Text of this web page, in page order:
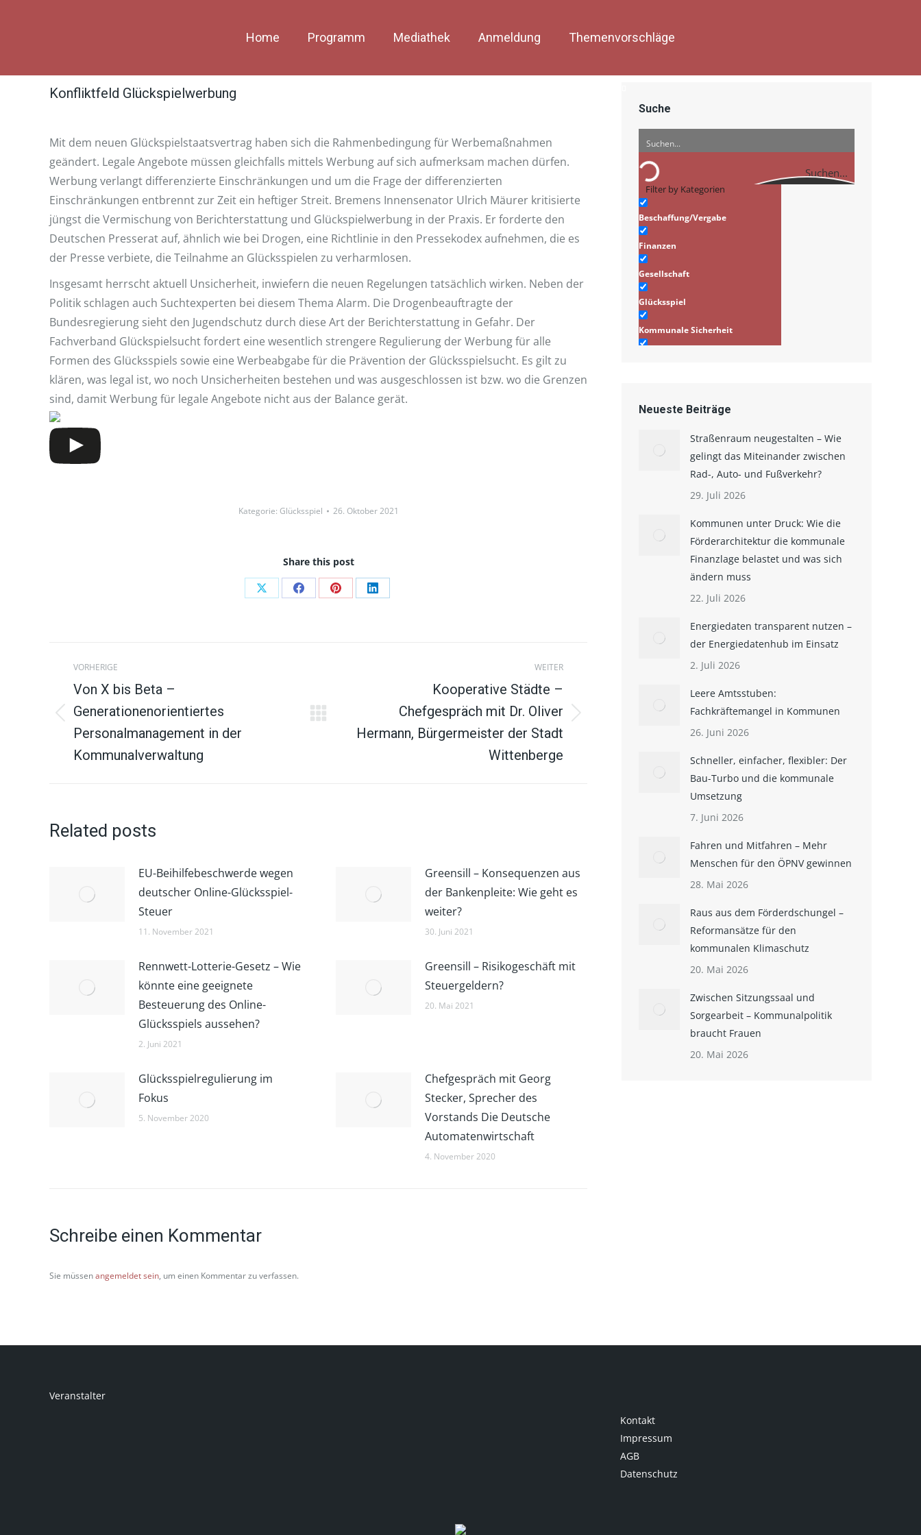
Home Programm Mediathek Anmeldung Themenvorschläge
Konfliktfeld Glückspielwerbung
Mit dem neuen Glückspielstaatsvertrag haben sich die Rahmenbedingung für Werbemaßnahmen
geändert. Legale Angebote müssen gleichfalls mittels Werbung auf sich aufmerksam machen dürfen.
Werbung verlangt differenzierte Einschränkungen und um die Frage der differenzierten
Einschränkungen entbrennt zur Zeit ein heftiger Streit. Bremens Innensenator Ulrich Mäurer kritisierte
jüngst die Vermischung von Berichterstattung und Glückspielwerbung in der Praxis. Er forderte den
Deutschen Presserat auf, ähnlich wie bei Drogen, eine Richtlinie in den Pressekodex aufnehmen, die es
der Presse verbiete, die Teilnahme an Glücksspielen zu verharmlosen.
Insgesamt herrscht aktuell Unsicherheit, inwiefern die neuen Regelungen tatsächlich wirken. Neben der
Politik schlagen auch Suchtexperten bei diesem Thema Alarm. Die Drogenbeauftragte der
Bundesregierung sieht den Jugendschutz durch diese Art der Berichterstattung in Gefahr. Der
Fachverband Glückspielsucht fordert eine wesentlich strengere Regulierung der Werbung für alle
Formen des Glücksspiels sowie eine Werbeabgabe für die Prävention der Glücksspielsucht. Es gilt zu
klären, was legal ist, wo noch Unsicherheiten bestehen und was ausgeschlossen ist bzw. wo die Grenzen
sind, damit Werbung für legale Angebote nicht aus der Balance gerät.
Kategorie: Glücksspiel 26. Oktober 2021
Share this post
Auf
Auf
Auf
Auf
Beitragsnavigation
VORHERIGE
Beitrag:
Von X bis Beta –
Generationenorientiertes
Personalmanagement in der
Kommunalverwaltung
WEITER
Beitrag:
Kooperative Städte –
Chefgespräch mit Dr. Oliver
Hermann, Bürgermeister der Stadt
Wittenberge
Related posts
EU-Beihilfebeschwerde wegen
deutscher Online-Glücksspiel-
Steuer
11. November 2021
Greensill – Konsequenzen aus
der Bankenpleite: Wie geht es
weiter?
30. Juni 2021
Rennwett-Lotterie-Gesetz – Wie
könnte eine geeignete
Besteuerung des Online-
Glücksspiels aussehen?
2. Juni 2021
Greensill – Risikogeschäft mit
Steuergeldern?
20. Mai 2021
Glücksspielregulierung im
Fokus
5. November 2020
Chefgespräch mit Georg
Stecker, Sprecher des
Vorstands Die Deutsche
Automatenwirtschaft
4. November 2020
Schreibe einen Kommentar
Sie müssenangemeldet sein, um einen Kommentar zu verfassen.
Suche
Suchen...
Filter by Kategorien
Beschaffung/Vergabe
Finanzen
Gesellschaft
Glücksspiel
Kommunale Sicherheit
Neueste Beiträge
Straßenraum neugestalten – Wie
gelingt das Miteinander zwischen
Rad-, Auto- und Fußverkehr?
29. Juli 2026
Kommunen unter Druck: Wie die
Förderarchitektur die kommunale
Finanzlage belastet und was sich
ändern muss
22. Juli 2026
Energiedaten transparent nutzen –
der Energiedatenhub im Einsatz
2. Juli 2026
Leere Amtsstuben:
Fachkräftemangel in Kommunen
26. Juni 2026
Schneller, einfacher, flexibler: Der
Bau-Turbo und die kommunale
Umsetzung
7. Juni 2026
Fahren und Mitfahren – Mehr
Menschen für den ÖPNV gewinnen
28. Mai 2026
Raus aus dem Förderdschungel –
Reformansätze für den
kommunalen Klimaschutz
20. Mai 2026
Zwischen Sitzungssaal und
Sorgearbeit – Kommunalpolitik
braucht Frauen
20. Mai 2026
Veranstalter
Kontakt
Impressum
AGB
Datenschutz